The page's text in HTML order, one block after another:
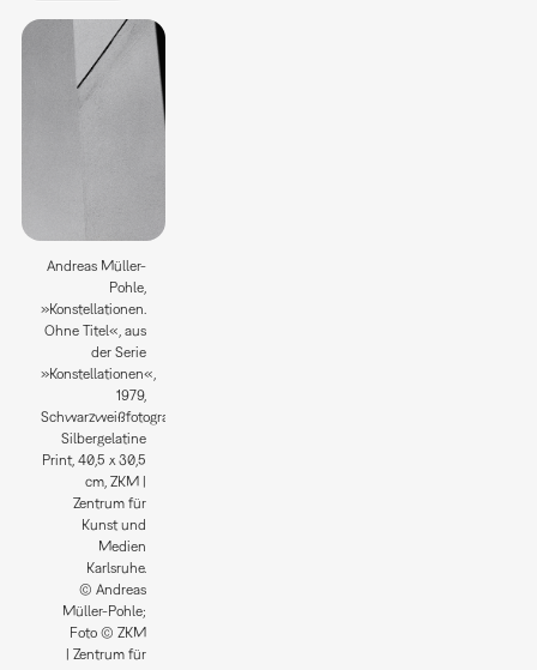
Andreas Müller-
Pohle,
»Konstellationen.
Ohne Titel«, aus
der Serie
»Konstellationen«,
1979,
Schwarzweißfotografie;
Silbergelatine
Print, 40,5 x 30,5
cm, ZKM |
Zentrum für
Kunst und
Medien
Karlsruhe.
© Andreas
Müller-Pohle;
Foto © ZKM
| Zentrum für